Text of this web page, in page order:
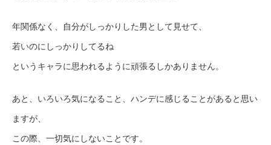
年関係なく、自分がしっかりした男として見せて、
若いのにしっかりしてるね
というキャラに思われるように頑張るしかありません。
あと、いろいろ気になること、ハンデに感じることがあると思い
ますが、
この際、一切気にしないことです。